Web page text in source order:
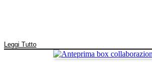
Leggi Tutto